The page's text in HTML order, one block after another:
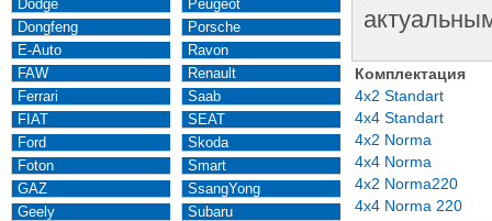
Dodge
Dongfeng
E-Auto
FAW
Ferrari
FIAT
Ford
Foton
GAZ
Geely
Peugeot
Porsche
Ravon
Renault
Saab
SEAT
Skoda
Smart
SsangYong
Subaru
Комплектация
4x2 Standart
4x4 Standart
4x2 Norma
4x4 Norma
4x2 Norma220
4x4 Norma 220